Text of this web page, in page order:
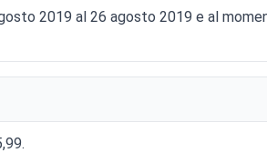
2019 al 26 agosto 2019 e al